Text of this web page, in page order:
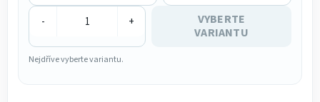
- +
VYBERTE
VARIANTU
Nejdříve vyberte variantu.